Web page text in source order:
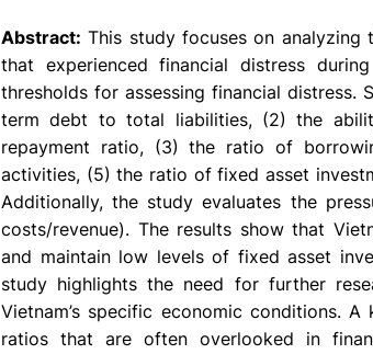
Abstract: This study focuses on analyzing
that experienced financial distress
thresholds for assessing financial
term debt to total liabilities, (2) the
repayment ratio, (3) the ratio of
activities, (5) the ratio of fixed asset
Additionally, the study evaluates the
costs/revenue). The results show that
and maintain low levels of fixed asset
study highlights the need for further
Vietnam’s specific economic conditions.
ratios that are often overlooked in